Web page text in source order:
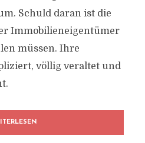
Schuld daran ist die
Immobilieneigentümer
müssen. Ihre
völlig veraltet und